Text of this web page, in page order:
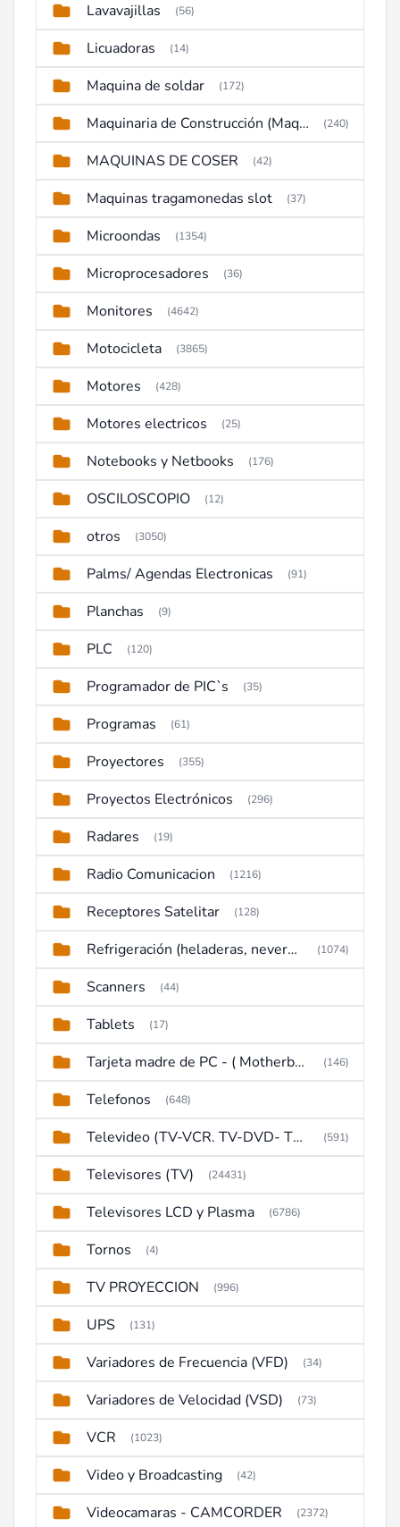
Lavavajillas (56)
Licuadoras (14)
Maquina de soldar (172)
Maquinaria de Construcción (Maquinaria Pesada) (240)
MAQUINAS DE COSER (42)
Maquinas tragamonedas slot (37)
Microondas (1354)
Microprocesadores (36)
Monitores (4642)
Motocicleta (3865)
Motores (428)
Motores electricos (25)
Notebooks y Netbooks (176)
OSCILOSCOPIO (12)
otros (3050)
Palms/ Agendas Electronicas (91)
Planchas (9)
PLC (120)
Programador de PIC`s (35)
Programas (61)
Proyectores (355)
Proyectos Electrónicos (296)
Radares (19)
Radio Comunicacion (1216)
Receptores Satelitar (128)
Refrigeración (heladeras, neveras, congeladores) (1074)
Scanners (44)
Tablets (17)
Tarjeta madre de PC - ( Motherboard ) (146)
Telefonos (648)
Televideo (TV-VCR. TV-DVD- TV-DVD-VCR) (591)
Televisores (TV) (24431)
Televisores LCD y Plasma (6786)
Tornos (4)
TV PROYECCION (996)
UPS (131)
Variadores de Frecuencia (VFD) (34)
Variadores de Velocidad (VSD) (73)
VCR (1023)
Video y Broadcasting (42)
Videocamaras - CAMCORDER (2372)